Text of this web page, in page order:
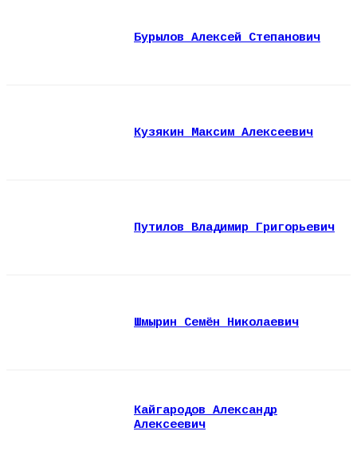
Бурылов Алексей Степанович
Кузякин Максим Алексеевич
Путилов Владимир Григорьевич
Шмырин Семён Николаевич
Кайгародов Александр
Алексеевич